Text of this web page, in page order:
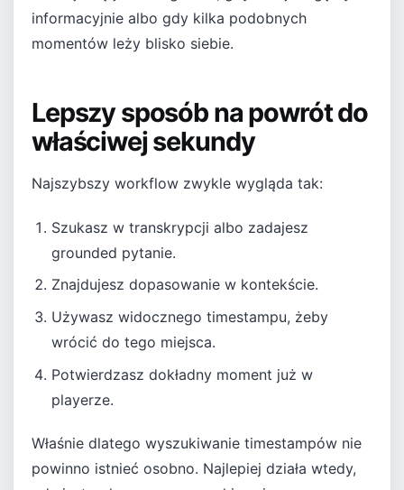
informacyjnie albo gdy kilka podobnych
momentów leży blisko siebie.
Lepszy sposób na powrót do
właściwej sekundy
Najszybszy workflow zwykle wygląda tak:
Szukasz w transkrypcji albo zadajesz
grounded pytanie.
Znajdujesz dopasowanie w kontekście.
Używasz widocznego timestampu, żeby
wrócić do tego miejsca.
Potwierdzasz dokładny moment już w
playerze.
Właśnie dlatego wyszukiwanie timestampów nie
powinno istnieć osobno. Najlepiej działa wtedy,